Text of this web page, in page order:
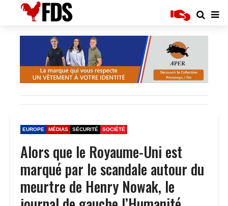
EUROPE MÉDIAS SÉCURITÉ SOCIÉTÉ
Alors que le Royaume-Uni est
marqué par le scandale autour du
meurtre de Henry Nowak, le